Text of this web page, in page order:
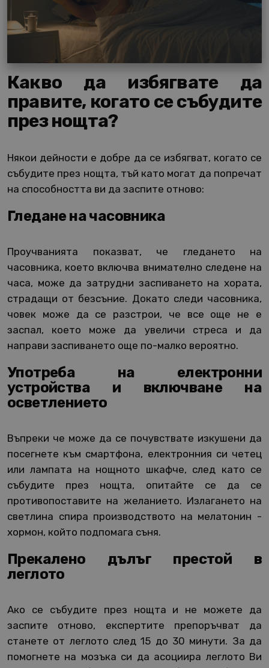
Какво да избягвате да
правите, когато се събудите
през нощта?
Някои дейности е добре да се избягват, когато се
събудите през нощта, тъй като могат да попречат
на способността ви да заспите отново:
Гледане на часовника
Проучванията показват, че гледането на
часовника, което включва внимателно следене на
часа, може да затрудни заспиването на хората,
страдащи от безсъние. Докато следи часовника,
човек може да се разстрои, че все още не е
заспал, което може да увеличи стреса и да
направи заспиването още по-малко вероятно.
Употреба на електронни
устройства и включване на
осветлението
Въпреки че може да се почувствате изкушени да
посегнете към смартфона, електронния си четец
или лампата на нощното шкафче, след като се
събудите през нощта, опитайте се да се
противопоставите на желанието. Излагането на
светлина спира производството на мелатонин -
хормон, който подпомага съня.
Прекалено дълъг престой в
леглото
Ако се събудите през нощта и не можете да
заспите отново, експертите препоръчват да
станете от леглото след 15 до 30 минути. За да
помогнете на мозъка си да асоциира леглото Ви